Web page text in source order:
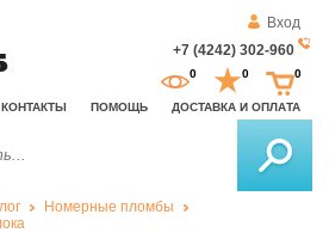
Вход
+7 (4242) 302-960
КОНТАКТЫ ПОМОЩЬ ДОСТАВКА И ОПЛАТА
0 0 0
Номерные пломбы